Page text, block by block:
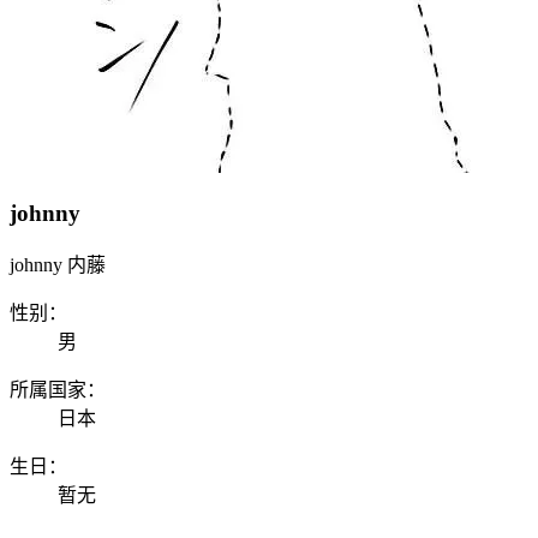
johnny
johnny 内藤
性别：
男
所属国家：
日本
生日：
暂无